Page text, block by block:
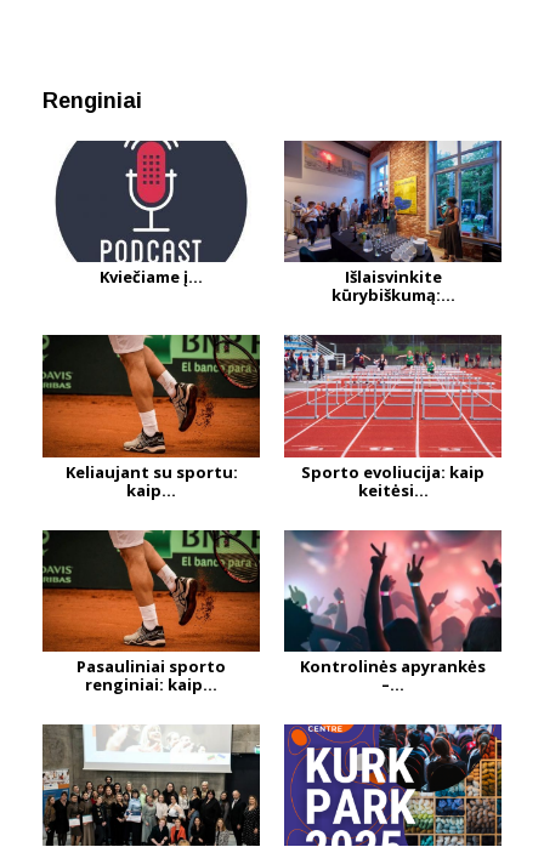
Renginiai
Kviečiame į...
Išlaisvinkite
kūrybiškumą:...
Keliaujant su sportu:
kaip...
Sporto evoliucija: kaip
keitėsi...
Pasauliniai sporto
renginiai: kaip...
Kontrolinės apyrankės
–...